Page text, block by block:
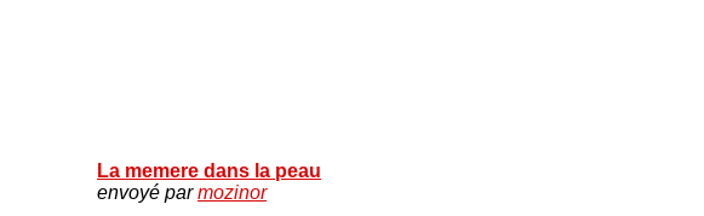
La memere dans la peau
envoyé parmozinor